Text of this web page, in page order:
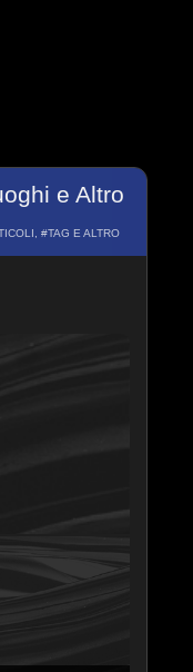
e Altro
#TAG E ALTRO